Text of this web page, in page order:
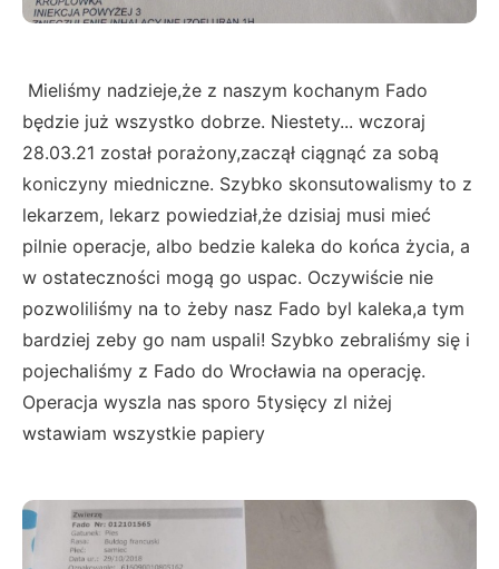
Mieliśmy nadzieje,że z naszym kochanym Fado
będzie już wszystko dobrze. Niestety... wczoraj
28.03.21 został porażony,zaczął ciągnąć za sobą
koniczyny miedniczne. Szybko skonsutowalismy to z
lekarzem, lekarz powiedział,że dzisiaj musi mieć
pilnie operacje, albo bedzie kaleka do końca życia, a
w ostateczności mogą go uspac. Oczywiście nie
pozwoliliśmy na to żeby nasz Fado byl kaleka,a tym
bardziej zeby go nam uspali! Szybko zebraliśmy się i
pojechaliśmy z Fado do Wrocławia na operację.
Operacja wyszla nas sporo 5tysięcy zl niżej
wstawiam wszystkie papiery